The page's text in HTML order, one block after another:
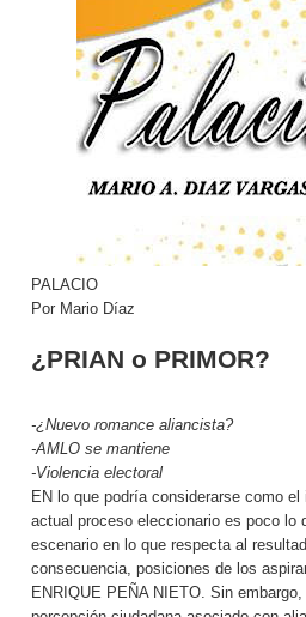
PALACIO
Por Mario Díaz
¿PRIAN o PRIMOR?
-¿Nuevo romance aliancista?
-AMLO se mantiene
-Violencia electoral
EN lo que podría considerarse como
actual proceso eleccionario es poco lo
escenario en lo que respecta al
consecuencia, posiciones de los
ENRIQUE PEÑA NIETO. Sin